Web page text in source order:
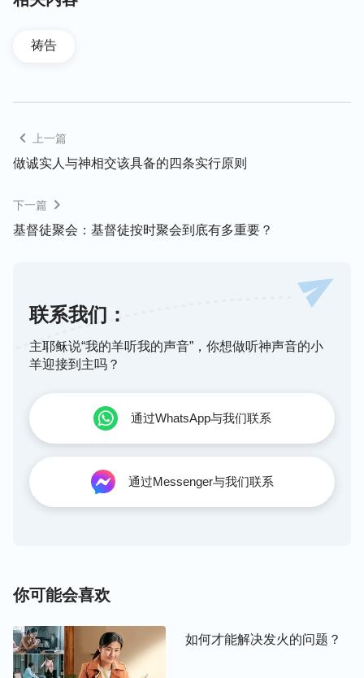
主话作为我们生存的根基。
主的话，心里没有主的话，在现实生活中，就很难安
静在主的面前。其实我们可以在每日读经时清心揣
摩，在主的话上多跟主祷告、寻求。当我们这样实行
时，神看到我们有一颗渴慕真理的心，就会开启引导
我们明白神的心意，这样我们每天都会有新的收获，
不知不觉心就能安静在神面前了。
比如我们读主耶稣的话
我实在告诉你们，凡要承
受神国的，若不像小孩子，断不能进去。”（可
10:15）
我们就得揣摩：主耶稣为什么说不变成小孩子
的样式，就不能进
呢？主的心意是啥呢？小孩子
孩子就是比较天真、单纯、诚实，心里有啥就说啥，
小孩的说话当中就能看到他们的内心，没有阴险、诡
诈，所以与他们相处很轻松，不用有啥担心顾虑；如
祷告
上一篇
做诚实人与神相交该具备的四条实行原则
下一篇
基督徒聚会：基督徒按时聚会到底有多重要？
联系我们：
主耶稣说“我的羊听我的声音”，你想做听神声音的小
羊迎接到主吗？
通过WhatsApp与我们联系
通过Messenger与我们联系
你可能会喜欢
如何才能解决发火的问题？